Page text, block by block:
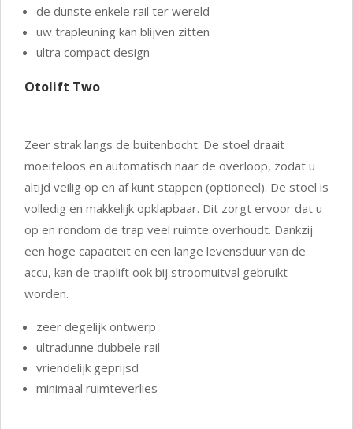
de dunste enkele rail ter wereld
uw trapleuning kan blijven zitten
ultra compact design
Otolift Two
Zeer strak langs de buitenbocht. De stoel draait
moeiteloos en automatisch naar de overloop, zodat u
altijd veilig op en af kunt stappen (optioneel). De stoel is
volledig en makkelijk opklapbaar. Dit zorgt ervoor dat u
op en rondom de trap veel ruimte overhoudt. Dankzij
een hoge capaciteit en een lange levensduur van de
accu, kan de traplift ook bij stroomuitval gebruikt
worden.
zeer degelijk ontwerp
ultradunne dubbele rail
vriendelijk geprijsd
minimaal ruimteverlies